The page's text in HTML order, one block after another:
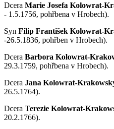
Dcera Marie Josefa Kolowrat-
- 1.5.1756, pohřbena v Hrobech).
Syn Filip František Kolowrat-
-26.5.1836, pohřben v Hrobech).
Dcera Barbora Kolowrat-
29.3.1759, pohřbena v Hrobech).
Dcera Jana Kolowrat-
26.5.1764).
Dcera Terezie Kolowrat-
20.2.1766).